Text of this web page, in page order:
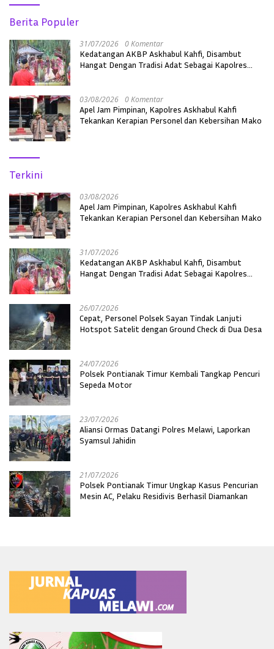
Berita Populer
31/07/2026 0 Komentar
Kedatangan AKBP Askhabul Kahfi, Disambut
Hangat Dengan Tradisi Adat Sebagai Kapolres
03/08/2026 0 Komentar
Apel Jam Pimpinan, Kapolres Askhabul Kahfi
Tekankan Kerapian Personel dan Kebersihan Mako
Terkini
03/08/2026
Apel Jam Pimpinan, Kapolres Askhabul Kahfi
Tekankan Kerapian Personel dan Kebersihan Mako
31/07/2026
Kedatangan AKBP Askhabul Kahfi, Disambut
Hangat Dengan Tradisi Adat Sebagai Kapolres
26/07/2026
Cepat, Personel Polsek Sayan Tindak Lanjuti
Hotspot Satelit dengan Ground Check di Dua Desa
24/07/2026
Polsek Pontianak Timur Kembali Tangkap Pencuri
Sepeda Motor
23/07/2026
Aliansi Ormas Datangi Polres Melawi, Laporkan
Syamsul Jahidin
21/07/2026
Polsek Pontianak Timur Ungkap Kasus Pencurian
Mesin AC, Pelaku Residivis Berhasil Diamankan